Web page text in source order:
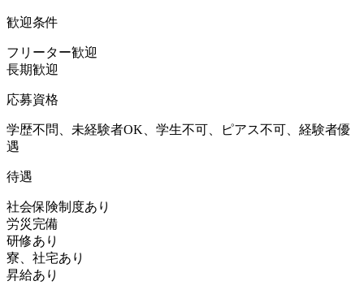
歓迎条件
フリーター歓迎
長期歓迎
応募資格
学歴不問、未経験者OK、学生不可、ピアス不可、経験者優
遇
待遇
社会保険制度あり
労災完備
研修あり
寮、社宅あり
昇給あり